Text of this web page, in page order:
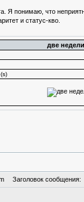
Я понимаю, что
и статус-кво.
две
Заголовок сообщения: